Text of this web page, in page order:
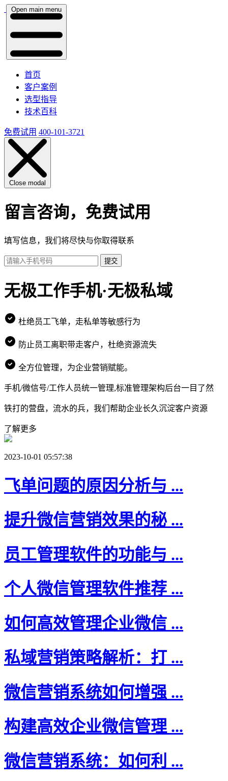
Open main menu
首页
客户案例
选型指导
技术百科
免费试用 400-101-3721
Close modal
留言咨询，免费试用
填写信息，我们将尽快与你取得联系
提交
无极工作手机·无极私域
杜绝员工飞单，走私单等敏感行为
防止员工离职带走客户，杜绝资源流失
全方位管理，为企业营销赋能。
手机/微信号/工作人员统一管理,标准管理架构后台一目了然
铁打的营盘，流水的兵，我们帮助企业长久沉淀客户资源
了解更多
2023-10-01 05:57:38
飞单问题的原因分析与 ...
提升微信营销效果的秘 ...
员工管理软件的功能与 ...
个人微信管理软件推荐 ...
如何高效管理企业微信 ...
私域营销策略解析：打 ...
微信营销系统如何增强 ...
构建高效企业微信管理 ...
微信营销系统：如何利 ...